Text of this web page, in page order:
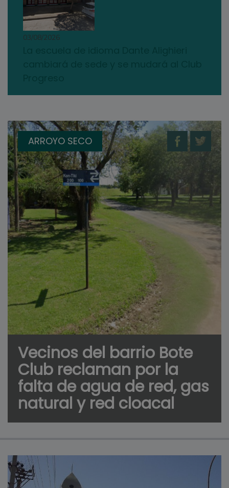
03/08/2026
ARROYO SECO
Vecinos del barrio Bote
Club reclaman por la
falta de agua de red, gas
natural y red cloacal